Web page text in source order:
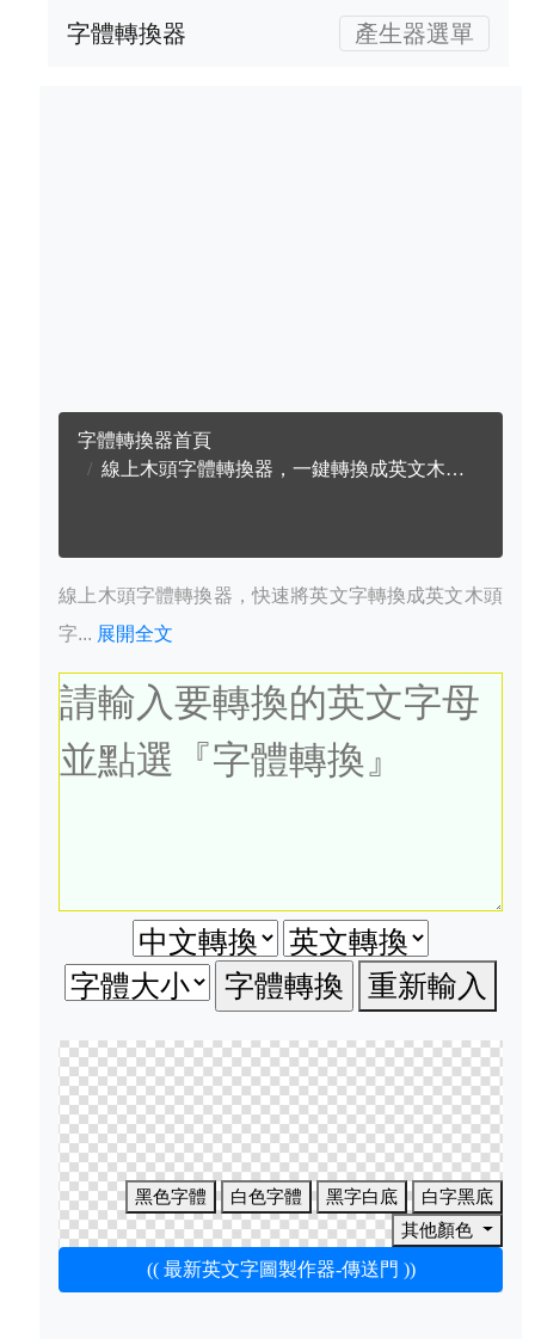
字體轉換器 產生器選單
字體轉換器首頁
線上木頭字體轉換器，一鍵轉換成英文木頭字體
線上木頭字體轉換器，快速將英文字轉換成英文木頭
字... 展開全文
重新輸入
黑色字體 白色字體 黑字白底
白字黑底
其他顏色
(( 最新英文字圖製作器-傳送門 ))